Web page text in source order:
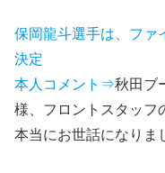
保岡龍斗選手は、ファ
決定
本人コメント⇒秋田ブ
様、フロントスタッフ
本当にお世話になりま